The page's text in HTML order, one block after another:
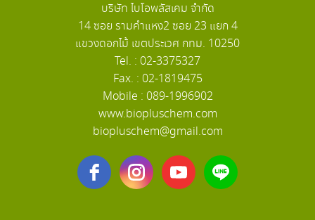
บริษัท ไบโอพลัสเคม จำกัด
14 ซอย รามคำแหง2 ซอย 23 แยก 4
แขวงดอกไม้ เขตประเวศ กทม. 10250
Tel. : 02-3375327
Fax. : 02-1819475
Mobile : 089-1996902
www.biopluschem.com
biopluschem@gmail.com